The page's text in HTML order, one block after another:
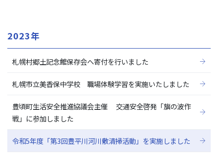
2023年
札幌村郷土記念館保存会へ寄付を行いました
札幌市立美香保中学校 職場体験学習を実施いたしました
豊頃町生活安全推進協議会主催 交通安全啓発「旗の波作
戦」に参加しました
令和5年度「第3回豊平川河川敷清掃活動」を実施しました